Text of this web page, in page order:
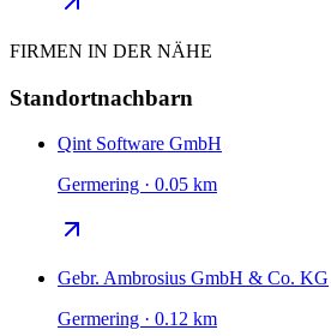
FIRMEN IN DER NÄHE
Standortnachbarn
Qint Software GmbH
Germering · 0.05 km
Gebr. Ambrosius GmbH & Co. KG
Germering · 0.12 km